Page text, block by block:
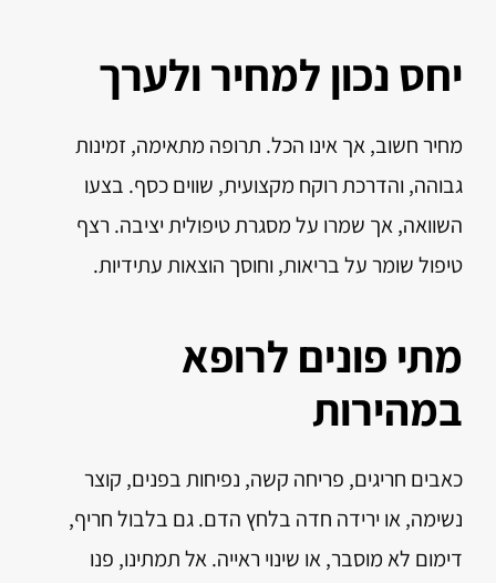
יחס נכון למחיר ולערך
מחיר חשוב, אך אינו הכל. תרופה מתאימה, זמינות
גבוהה, והדרכת רוקח מקצועית, שווים כסף. בצעו
השוואה, אך שמרו על מסגרת טיפולית יציבה. רצף
טיפול שומר על בריאות, וחוסך הוצאות עתידיות.
מתי פונים לרופא
במהירות
כאבים חריגים, פריחה קשה, נפיחות בפנים, קוצר
נשימה, או ירידה חדה בלחץ הדם. גם בלבול חריף,
דימום לא מוסבר, או שינוי ראייה. אל תמתינו, פנו